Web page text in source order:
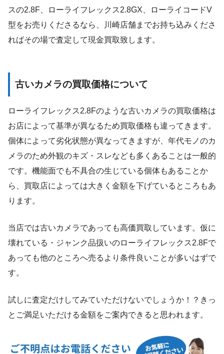
スの2.8F、ローライフレックス2.8GX、ローライコードV
型をお売りくださるなら、川崎店舗までお持ち込みくださ
ればその場で査定して現金買取致します。
古いカメラの買取価格について
ローライフレックス2.8Fのような古いカメラの買取価格は
お店によって基準が異なるため買取価格も違ってきます。
個体によって劣化状態が異なってきますが、年代モノのカ
メラのため外観のキズ・スレなども多くあることは一般的
です。機能面でも不具合の生じている個体もあることか
ら、買取店によっては大きく金額を下げているところもあ
ります。
当店では古いカメラであっても高価買取しています。仮に
壊れている・ジャンク品扱いのローライフレックス2.8Fで
あっても他のところへ売るより条件良いことが多いはずで
す。
試しに査定だけしてみていただけないでしょうか！？きっ
とご満足いただける金額をご案内できると思われます。